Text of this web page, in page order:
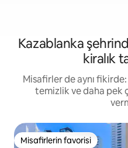
Kazablanka
kiralık
Misafirler de aynı
temizlik ve daha pek
Misafirlerin favorisi
Misafirlerin favorisi